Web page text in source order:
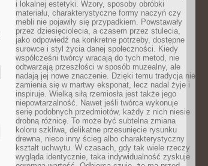
i lokalnej estetyki. Wzory, sposoby obróbki
materiału, charakterystyczne formy naczyń czy
mebli nie pojawiły się przypadkiem. Powstawały
przez dziesięciolecia, a czasem przez stulecia,
jako odpowiedź na konkretne potrzeby, dostępne
surowce i styl życia danej społeczności. Kiedy
współcześni twórcy wracają do tych metod, nie
odtwarzają przeszłości w sposób muzealny, ale
nadają jej nowe znaczenie. Dzięki temu tradycja nie
zamienia się w martwy eksponat, lecz nadal żyje i
inspiruje. Wielką siłą rzemiosła jest także jego
niepowtarzalność. Nawet jeśli twórca wykonuje
serię podobnych przedmiotów, każdy z nich niesie
drobną różnicę. To może być subtelna zmiana
koloru szkliwa, delikatne przesunięcie rysunku
drewna, nieco inny ścieg albo charakterystyczny
kształt uchwytu. W czasach, gdy tak wiele rzeczy
wygląda identycznie, taka indywidualność zyskuje